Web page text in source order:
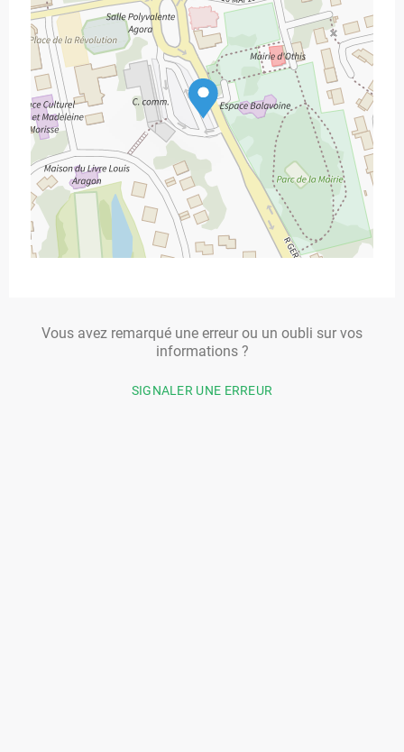
Vous avez remarqué une erreur ou un oubli sur vos
informations ?
SIGNALER UNE ERREUR